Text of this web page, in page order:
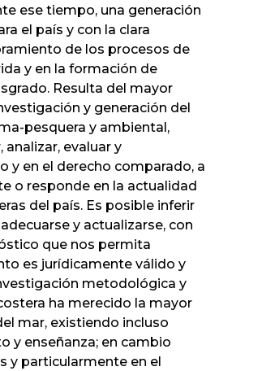
ese tiempo, una generación
el país y con la clara
de los procesos de
y en la formación de
Resulta del mayor
y generación del
pesquera y ambiental,
evaluar y
y en el derecho comparado, a
o responde en la actualidad
del país. Es posible inferir
y actualizarse, con
que nos permita
es jurídicamente válido y
metodológica y
ha merecido la mayor
mar, existiendo incluso
y enseñanza; en cambio
y particularmente en el